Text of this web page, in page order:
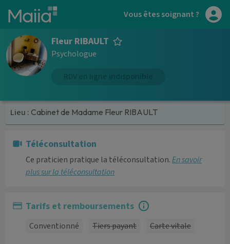
Aller au contenu principal Vous êtes soignant ?
Fleur RIBAULT
Psychologue
Lieu : Cabinet de Madame Fleur RIBAULT
Téléconsultation
Ce praticien pratique la téléconsultation.En savoir
plus sur la téléconsultation
Tarifs et remboursements
Conventionné Tiers payant Carte vitale